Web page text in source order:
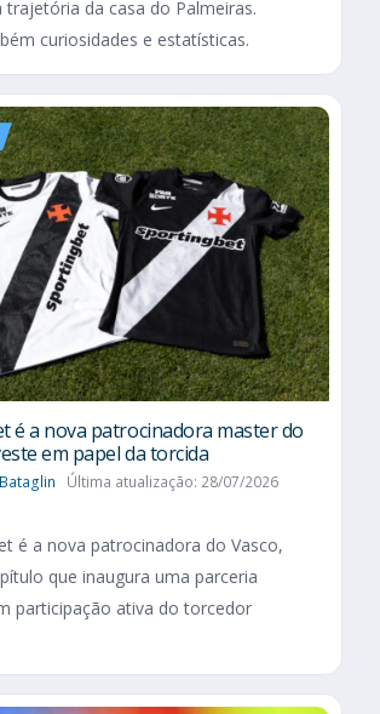
trajetória da casa do Palmeiras.
curiosidades e estatísticas.
é a nova patrocinadora master do
em papel da torcida
Última atualização: 28/07/2026
é a nova patrocinadora do Vasco,
que inaugura uma parceria
participação ativa do torcedor